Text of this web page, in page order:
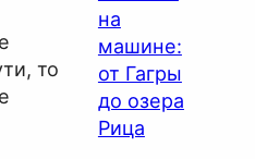
то